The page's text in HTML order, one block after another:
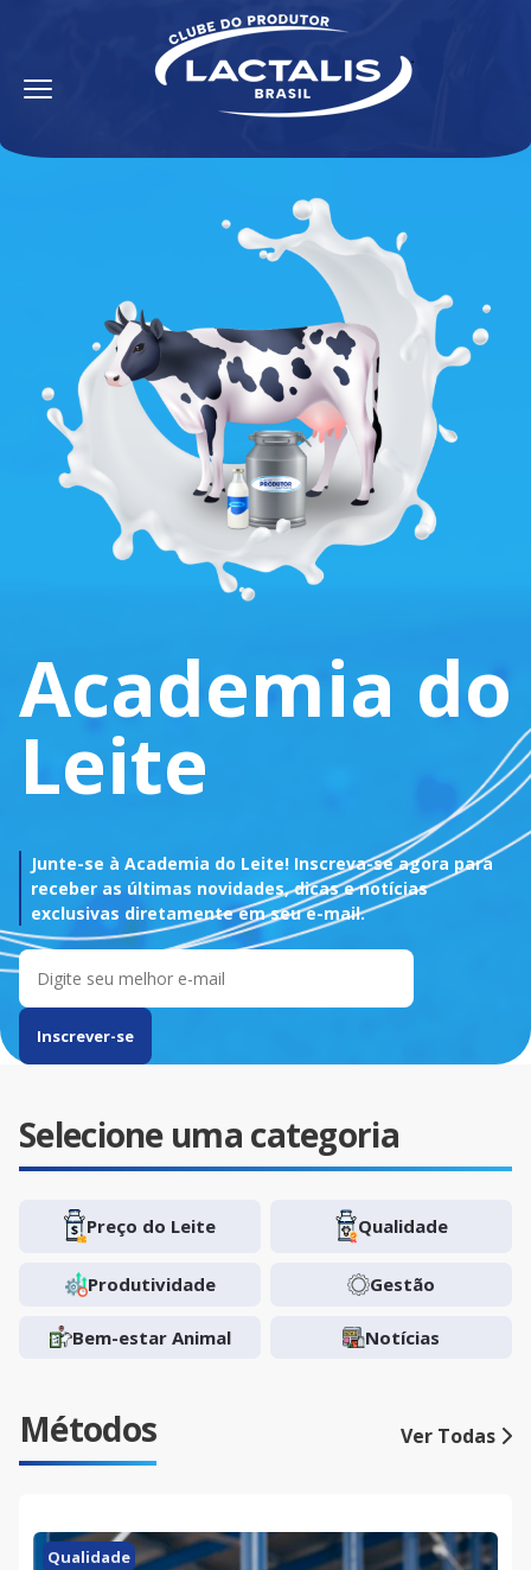
Academia do
Leite
Junte-se à Academia do Leite! Inscreva-se agora para
receber as últimas novidades, dicas e notícias
exclusivas diretamente em seu e-mail.
Selecione uma categoria
Preço do Leite Qualidade
Produtividade Gestão
Bem-estar Animal Notícias
Métodos Ver Todas
Qualidade